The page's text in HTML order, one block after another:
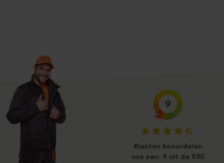
9
Klanten beoordelen
ons een: 9 uit de 930